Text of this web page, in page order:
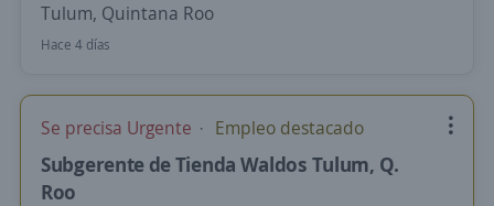
Tulum, Quintana Roo
Hace 4 días
Se precisa Urgente Empleo destacado
Subgerente de Tienda Waldos Tulum, Q.
Roo